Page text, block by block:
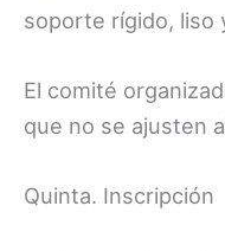
soporte rígido, liso
El comité
que no se ajusten
Quinta. Inscripción